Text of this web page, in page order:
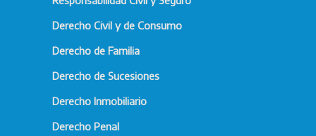
Derecho Civil y de Consumo
Derecho de Familia
Derecho de Sucesiones
Derecho Inmobiliario
Derecho Penal